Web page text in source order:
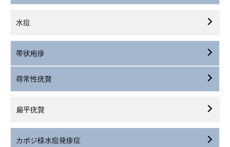
水痘
帯状疱疹
尋常性疣贅
扁平疣贅
カポジ様水痘発疹症